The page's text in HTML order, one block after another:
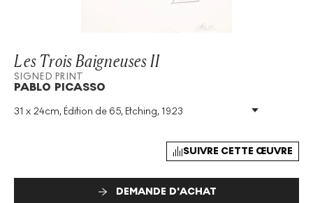
Les Trois Baigneuses II
SIGNED PRINT
PABLO PICASSO
31 x 24cm, Édition de 65, Etching, 1923
Technique
Etching
Signé: Oui
Signed Print
SUIVRE CETTE ŒUVRE
DEMANDE D'ACHAT